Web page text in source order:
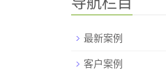
最新案例
客户案例